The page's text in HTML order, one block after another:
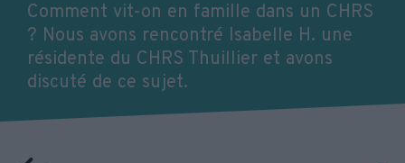
Comment vit-on en famille dans un CHRS
? Nous avons rencontré Isabelle H. une
résidente du CHRS Thuillier et avons
discuté de ce sujet.